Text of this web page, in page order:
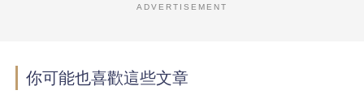
ADVERTISEMENT
你可能也喜歡這些文章